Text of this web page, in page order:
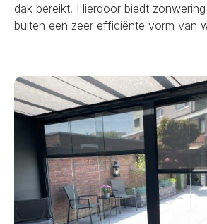
dak bereikt. Hierdoor biedt
buiten een zeer efficiënte vorm van